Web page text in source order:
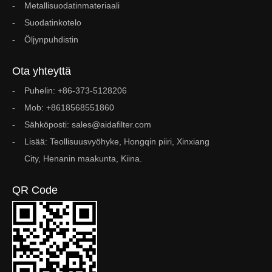
Metallisuodatinmateriaali
Suodatinkotelo
Öljynpuhdistin
Ota yhteyttä
Puhelin: +86-373-5128206
Mob: +8618568551860
Sähköposti: sales@aidafilter.com
Lisää: Teollisuusvyöhyke, Hongqin piiri, Xinxiang
City, Henanin maakunta, Kiina.
QR Code